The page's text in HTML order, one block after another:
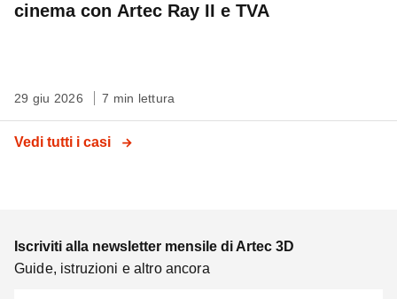
cinema con Artec Ray II e TVA
29 giu 2026 7 min lettura
Vedi tutti i casi
Iscriviti alla newsletter mensile di Artec 3D
Guide, istruzioni e altro ancora